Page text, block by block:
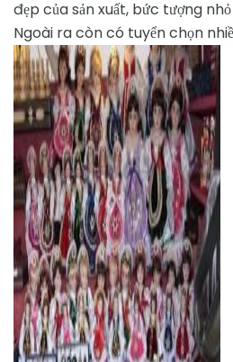
đẹp của sản xuất, bức tượng
Ngoài ra còn có tuyển chọn
ad